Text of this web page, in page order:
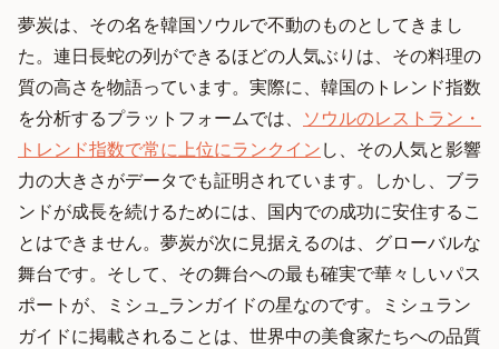
夢炭は、その名を韓国ソウルで不動のものとしてきまし
た。連日長蛇の列ができるほどの人気ぶりは、その料理の
質の高さを物語っています。実際に、韓国のトレンド指数
を分析するプラットフォームでは、 ソウルのレストラン・
トレンド指数で常に上位にランクインし、その人気と影響
力の大きさがデータでも証明されています。しかし、ブラ
ンドが成長を続けるためには、国内での成功に安住するこ
とはできません。夢炭が次に見据えるのは、グローバルな
舞台です。そして、その舞台への最も確実で華々しいパス
ポートが、ミシュ_ランガイドの星なのです。ミシュラン
ガイドに掲載されることは、世界中の美食家たちへの品質